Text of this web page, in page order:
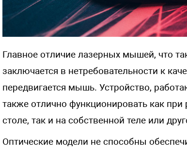
Главное отличие лазерных мышей, что
заключается в нетребовательности к
передвигается мышь. Устройство,
также отлично функционировать как
столе, так и на собственной теле или
Оптические модели не способны